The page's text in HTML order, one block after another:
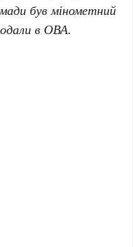
був мінометний
в ОВА.